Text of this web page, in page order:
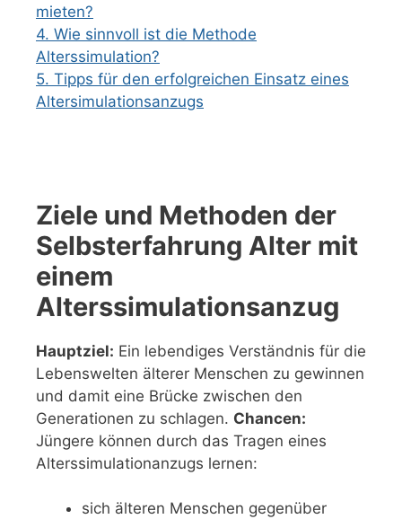
mieten?
4. Wie sinnvoll ist die Methode
Alterssimulation?
5. Tipps für den erfolgreichen Einsatz eines
Altersimulationsanzugs
Ziele und Methoden der
Selbsterfahrung Alter mit
einem
Alterssimulationsanzug
Hauptziel: Ein lebendiges Verständnis für die
Lebenswelten älterer Menschen zu gewinnen
und damit eine Brücke zwischen den
Generationen zu schlagen. Chancen:
Jüngere können durch das Tragen eines
Alterssimulationanzugs lernen:
sich älteren Menschen gegenüber